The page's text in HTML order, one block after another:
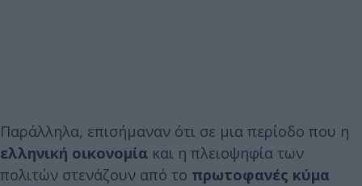
Παράλληλα, επισήμαναν ότι σε μια περίοδο που η
ελληνική οικονομία και η πλειοψηφία των
πολιτών στενάζουν από το πρωτοφανές κύμα